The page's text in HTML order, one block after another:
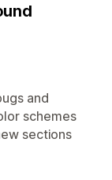
and
schemes
sections